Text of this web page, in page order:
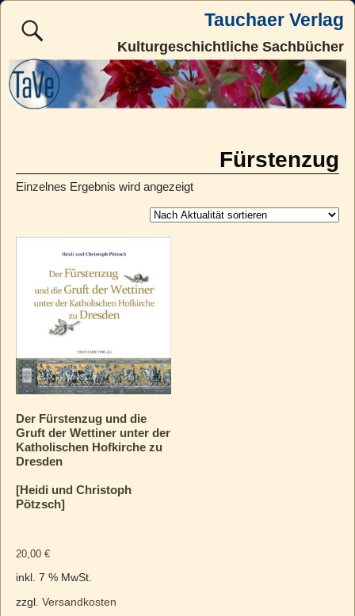
Tauchaer Verlag
Kulturgeschichtliche Sachbücher
Fürstenzug
Einzelnes Ergebnis wird angezeigt
Der Fürstenzug und die
Gruft der Wettiner unter der
Katholischen Hofkirche zu
Dresden
[Heidi und Christoph
Pötzsch]
20,00 €
inkl. 7 % MwSt.
zzgl. Versandkosten